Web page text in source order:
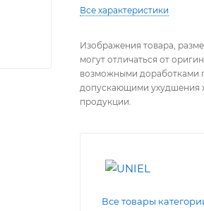
Все характеристики
Изображения товара,
могут отличаться от
возможными доработками
допускающими ухудшения
продукции.
Все товары